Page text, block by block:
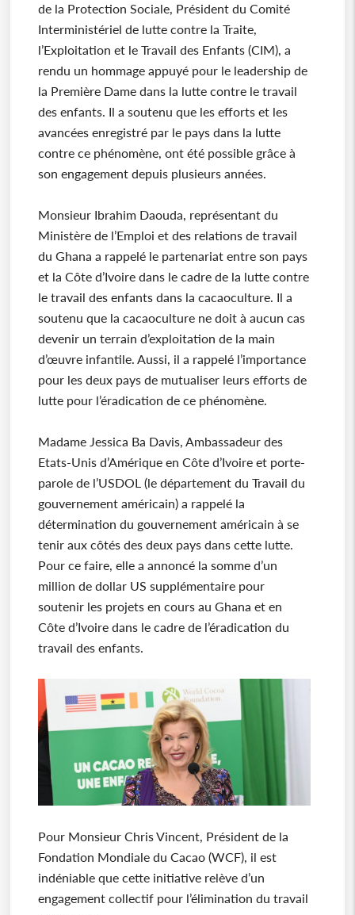
de la Protection Sociale, Président du Comité
Interministériel de lutte contre la Traite,
l’Exploitation et le Travail des Enfants (CIM), a
rendu un hommage appuyé pour le leadership de
la Première Dame dans la lutte contre le travail
des enfants. Il a soutenu que les efforts et les
avancées enregistré par le pays dans la lutte
contre ce phénomène, ont été possible grâce à
son engagement depuis plusieurs années.
Monsieur Ibrahim Daouda, représentant du
Ministère de l’Emploi et des relations de travail
du Ghana a rappelé le partenariat entre son pays
et la Côte d’Ivoire dans le cadre de la lutte contre
le travail des enfants dans la cacaoculture. Il a
soutenu que la cacaoculture ne doit à aucun cas
devenir un terrain d’exploitation de la main
d’œuvre infantile. Aussi, il a rappelé l’importance
pour les deux pays de mutualiser leurs efforts de
lutte pour l’éradication de ce phénomène.
Madame Jessica Ba Davis, Ambassadeur des
Etats-Unis d’Amérique en Côte d’Ivoire et porte-
parole de l’USDOL (le département du Travail du
gouvernement américain) a rappelé la
détermination du gouvernement américain à se
tenir aux côtés des deux pays dans cette lutte.
Pour ce faire, elle a annoncé la somme d’un
million de dollar US supplémentaire pour
soutenir les projets en cours au Ghana et en
Côte d’Ivoire dans le cadre de l’éradication du
travail des enfants.
Pour Monsieur Chris Vincent, Président de la
Fondation Mondiale du Cacao (WCF), il est
indéniable que cette initiative relève d’un
engagement collectif pour l’élimination du travail